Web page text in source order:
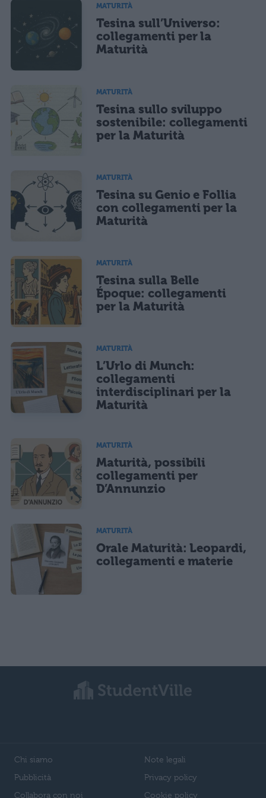
MATURITÀ
Tesina sull’Universo:
collegamenti per la
Maturità
MATURITÀ
Tesina sullo sviluppo
sostenibile: collegamenti
per la Maturità
MATURITÀ
Tesina su Genio e Follia
con collegamenti per la
Maturità
MATURITÀ
Tesina sulla Belle
Époque: collegamenti
per la Maturità
MATURITÀ
L’Urlo di Munch:
collegamenti
interdisciplinari per la
Maturità
MATURITÀ
Maturità, possibili
collegamenti per
D’Annunzio
MATURITÀ
Orale Maturità: Leopardi,
collegamenti e materie
Chi siamo
Pubblicità
Collabora con noi
Note legali
Privacy policy
Cookie policy